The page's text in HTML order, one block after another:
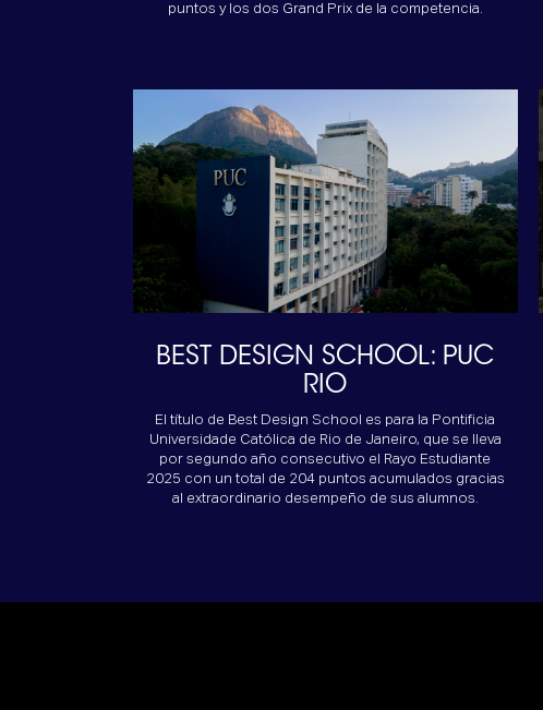
puntos y los dos Grand Prix de la competencia.
BEST DESIGN SCHOOL: PUC
RIO
El título de Best Design School es para la Pontificia
Universidade Católica de Rio de Janeiro, que se lleva
por segundo año consecutivo el Rayo Estudiante
2025 con un total de 204 puntos acumulados gracias
al extraordinario desempeño de sus alumnos.